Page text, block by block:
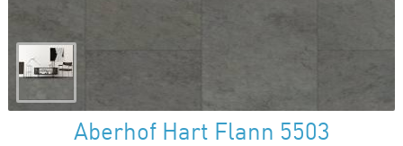
Aberhof Hart Flann 5503